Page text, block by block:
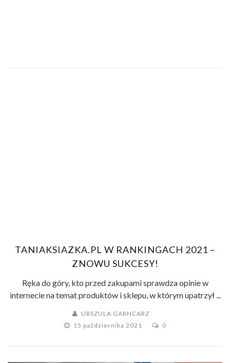
TANIAKSIAZKA.PL W RANKINGACH 2021 –
ZNOWU SUKCESY!
Ręka do góry, kto przed zakupami sprawdza opinie w
internecie na temat produktów i sklepu, w którym upatrzył ...
URSZULA GARNCARZ
15 października 2021
0